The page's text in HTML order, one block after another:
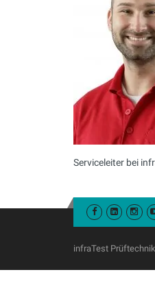
Serviceleiter bei
infraTest